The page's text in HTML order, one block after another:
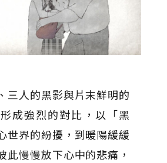
三人的黑影與片末鮮明的
成強烈的對比，以「黑
世界的紛擾，到暖陽緩緩
此慢慢放下心中的悲痛，